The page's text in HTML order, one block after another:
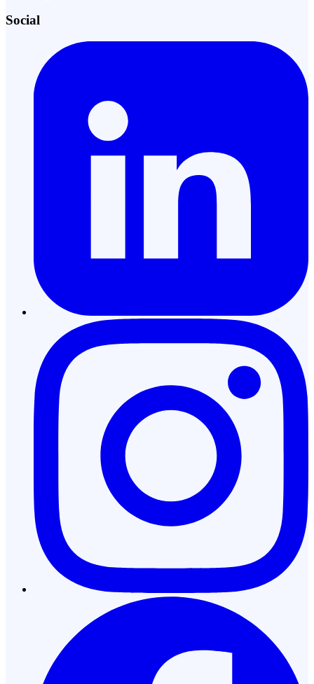
Social